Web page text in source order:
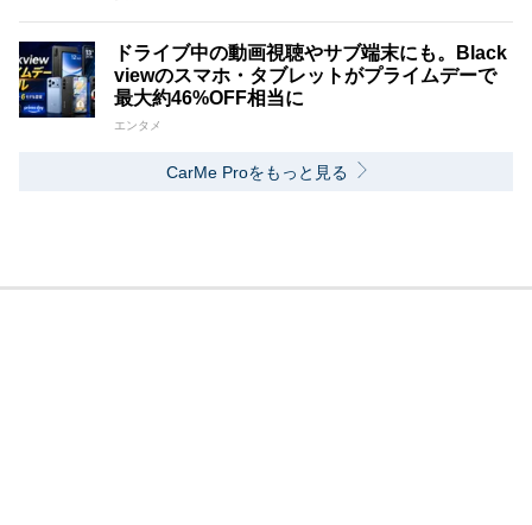
ドライブ中の動画視聴やサブ端末にも。Black
viewのスマホ・タブレットがプライムデーで
最大約46%OFF相当に
エンタメ
CarMe Proをもっと見る